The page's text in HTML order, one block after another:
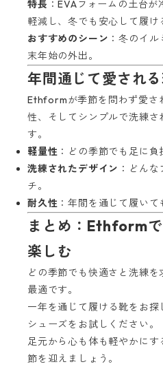
特長 ：EVAフォームの土台
軽減し、冬でも安心して履け
おすすめのシーン ：冬のイ
末年始の外出。
年間通じて愛され
Ethformが季節を問わず愛さ
性、そしてシンプルで洗練さ
す。
軽量性 ：どの季節でも足に負
洗練されたデザイン ：どん
チ。
耐久性 ：年間を通じて履いて
まとめ：Ethform
楽しむ
どの季節でも快適さと洗練
最適です。
一年を通じて履ける靴をお
シューズをお試しください。
足元から心も体も軽やかに
節を迎えましょう。